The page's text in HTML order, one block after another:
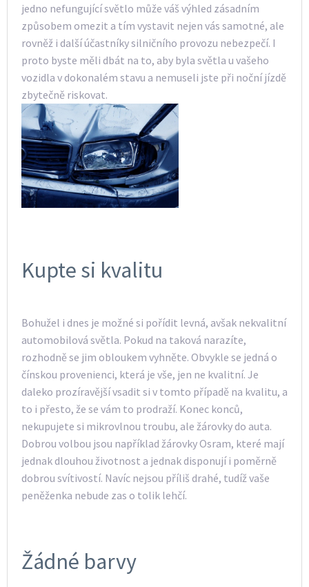
jedno nefungující světlo může váš výhled zásadním
způsobem omezit a tím vystavit nejen vás samotné, ale
rovněž i další účastníky silničního provozu nebezpečí. I
proto byste měli dbát na to, aby byla světla u vašeho
vozidla v dokonalém stavu a nemuseli jste při noční jízdě
zbytečně riskovat.
Kupte si kvalitu
Bohužel i dnes je možné si pořídit levná, avšak nekvalitní
automobilová světla. Pokud na taková narazíte,
rozhodně se jim obloukem vyhněte. Obvykle se jedná o
čínskou provenienci, která je vše, jen ne kvalitní. Je
daleko prozíravější vsadit si v tomto případě na kvalitu, a
to i přesto, že se vám to prodraží. Konec konců,
nekupujete si mikrovlnou troubu, ale žárovky do auta.
Dobrou volbou jsou například žárovkyOsram, které mají
jednak dlouhou životnost a jednak disponují i poměrně
dobrou svítivostí. Navíc nejsou příliš drahé, tudíž vaše
peněženka nebude zas o tolik lehčí.
Žádné barvy